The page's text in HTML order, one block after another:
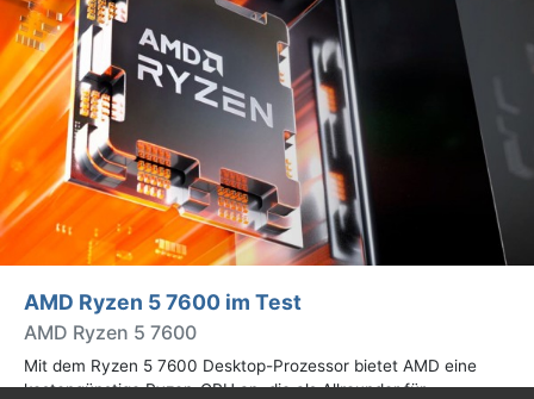
AMD Ryzen 5 7600 im Test
AMD Ryzen 5 7600
Mit dem Ryzen 5 7600 Desktop-Prozessor bietet AMD eine
kostengünstige Ryzen-CPU an, die als Allrounder für